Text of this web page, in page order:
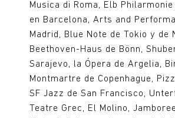
Musica di Roma, Elb
en Barcelona, Arts and
Madrid, Blue Note de Tokio y de
Beethoven-Haus de Bönn,
Sarajevo, la Ópera de Argelia,
Montmartre de Copenhague,
SF Jazz de San Francisco,
Teatre Grec, El Molino,